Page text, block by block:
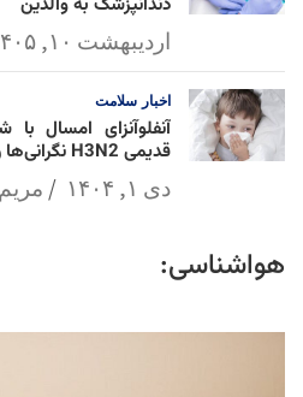
دندانپزشک به والدین
اردیبهشت ۱۰, ۱۴۰۵
اخبار سلامت
آنفلوآنزای امسال
قدیمی H3N2 نگرانی‌ها را افزایش داد
دی ۱, ۱۴۰۴
هواشناسی: